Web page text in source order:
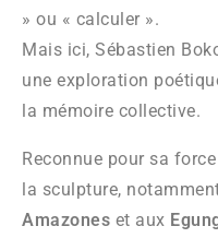
» ou « calculer ».
Mais ici, Sébastien
une exploration
la mémoire collective.
Reconnue pour sa
la sculpture,
Amazones et aux